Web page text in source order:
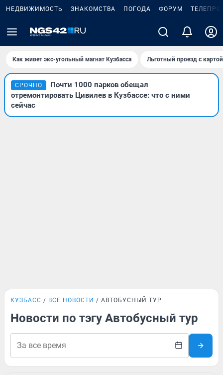
НЕДВИЖИМОСТЬ ЗНАКОМСТВА ПОГОДА ФОРУМ
Как живет экс-угольный магнат Кузбасса Льготный проезд с
СРОЧНО
Почти 1000 парков обещал
отремонтировать Цивилев в Кузбассе: что с ними
сейчас
КУЗБАСС ВСЕ НОВОСТИ АВТОБУСНЫЙ ТУР
Новости по тэгу Автобусный тур